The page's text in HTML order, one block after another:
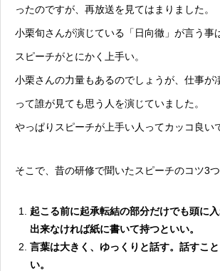
ったのですが、再放送を見てはまりました。
小栗旬さんが演じている「日向徹」が言う事
スピーチがとにかく上手い。
小栗さんの力量もあるのでしょうが、仕事が
って誰が見ても思う人を演じていました。
やっぱりスピーチが上手い人ってカッコ良い
そこで、昔の研修で聞いたスピーチのコツ3つ
起こる前に起承転結の部分だけでも頭に入
出来なければ紙に書いて持つといい。
言葉は大きく、ゆっくりと話す。話すこ
い。